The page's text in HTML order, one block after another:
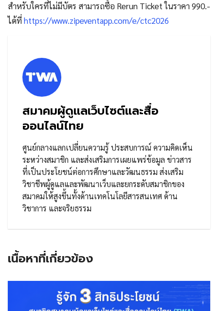
สำหรับใครที่ไม่มีบัตร สามารถซื้อ Rerun Ticket ในราคา 990.-
ได้ที่https://www.zipeventapp.com/e/ctc2026
สมาคมผู้ดูแลเว็บไซต์และสื่อ
ออนไลน์ไทย
ศูนย์กลางแลกเปลี่ยนความรู้ ประสบการณ์ ความคิดเห็น
ระหว่างสมาชิก และส่งเสริมการเผยแพร่ข้อมูล ข่าวสาร
ที่เป็นประโยชน์ต่อการศึกษาและวัฒนธรรม ส่งเสริม
วิชาชีพผู้ดูแลและพัฒนาเว็บและยกระดับสมาชิกของ
สมาคมให้สูงขึ้นทั้งด้านเทคโนโลยีสารสนเทศ ด้าน
วิชาการ และจริยธรรม
เนื้อหาที่เกี่ยวข้อง